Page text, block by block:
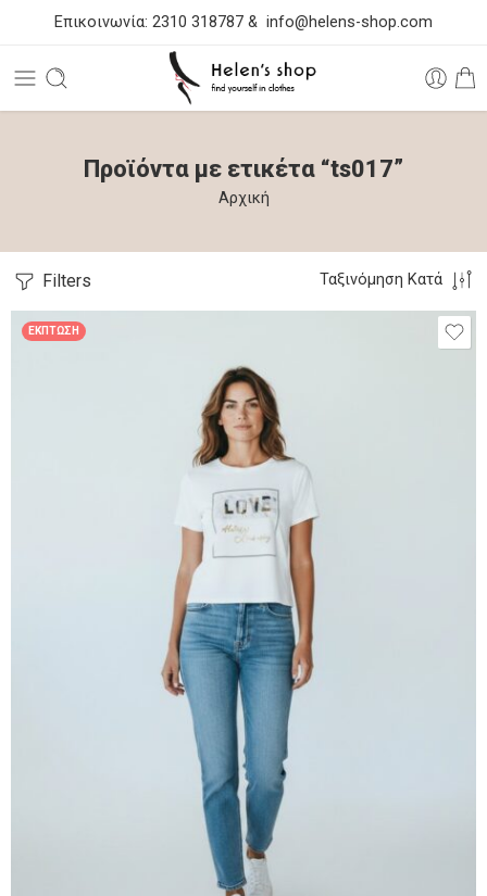
Επικοινωνία: 2310 318787 & info@helens-shop.com
Προϊόντα με ετικέτα “ts017”
Αρχική
Filters Ταξινόμηση Κατά
ΈΚΠΤΩΣΗ